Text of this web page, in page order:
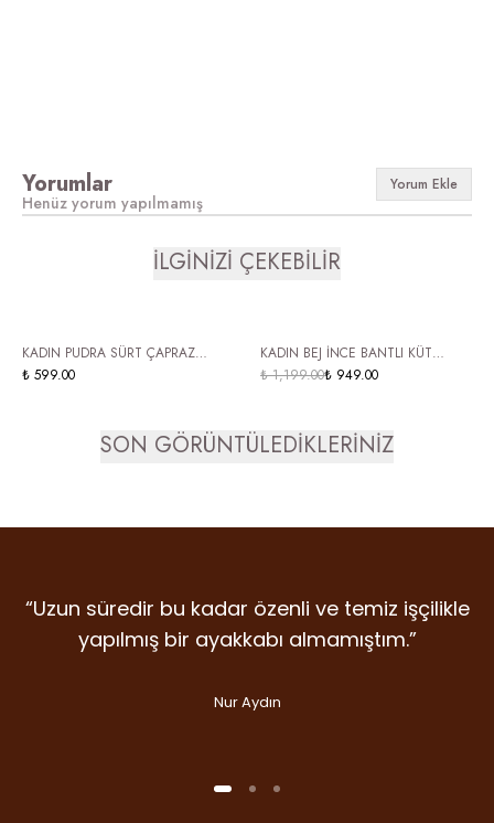
Yorumlar Yorum Ekle
Henüz yorum yapılmamış
İLGİNİZİ ÇEKEBİLİR
KADIN PUDRA SÜRT ÇAPRAZ
BANTLI TOKALI SANDALET – DÜZ
₺ 599.00
KADIN BEJ İNCE BANTLI KÜT
BURUN PARMAK ARASI TOPUKLU
₺ 1,199.00₺ 949.00
SON GÖRÜNTÜLEDİKLERİNİZ
“Uzun süredir bu kadar özenli ve temiz işçilikle
yapılmış bir ayakkabı almamıştım.”
Nur Aydın
“Detaylara verilen emek, malzeme kalitesi ve
duruş… Gram şüphe duymadan ikinci
“İlk giydiğim anda farkını hissettiren nadir
markalardan. Dicle Polat Shoes’ta kalite laf